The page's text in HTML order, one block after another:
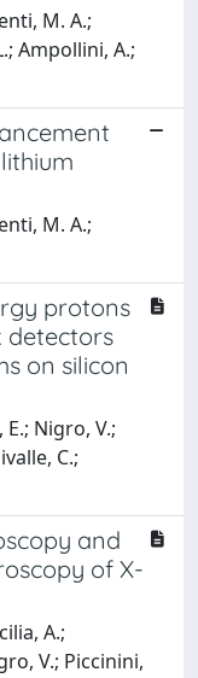
M. A.;
Ampollini, A.;
M. A.;
protons
detectors
on silicon
Nigro, V.;
C.;
and
of X-
A.;
V.; Piccinini,